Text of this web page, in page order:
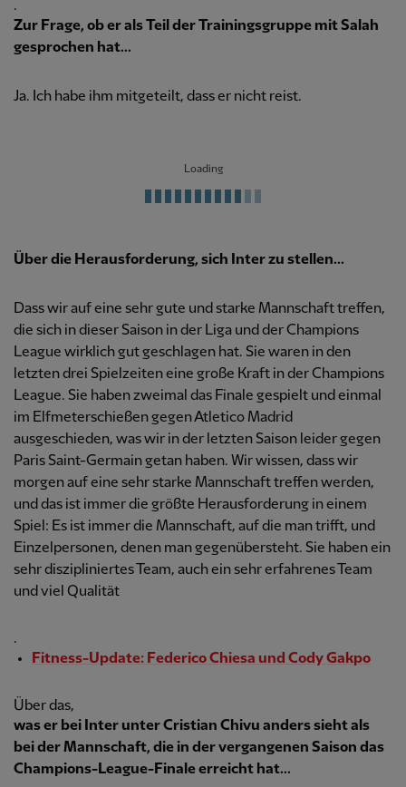
.
Zur Frage, ob er als Teil der Trainingsgruppe mit Salah
gesprochen hat...
Ja. Ich habe ihm mitgeteilt, dass er nicht reist.
Loading
Über die Herausforderung, sich Inter zu stellen...
Dass wir auf eine sehr gute und starke Mannschaft treffen,
die sich in dieser Saison in der Liga und der Champions
League wirklich gut geschlagen hat. Sie waren in den
letzten drei Spielzeiten eine große Kraft in der Champions
League. Sie haben zweimal das Finale gespielt und einmal
im Elfmeterschießen gegen Atletico Madrid
ausgeschieden, was wir in der letzten Saison leider gegen
Paris Saint-Germain getan haben. Wir wissen, dass wir
morgen auf eine sehr starke Mannschaft treffen werden,
und das ist immer die größte Herausforderung in einem
Spiel: Es ist immer die Mannschaft, auf die man trifft, und
Einzelpersonen, denen man gegenübersteht. Sie haben ein
sehr diszipliniertes Team, auch ein sehr erfahrenes Team
und viel Qualität
.
Fitness-Update: Federico Chiesa und Cody Gakpo
Über das,
was er bei Inter unter Cristian Chivu anders sieht als
bei der Mannschaft, die in der vergangenen Saison das
Champions-League-Finale erreicht hat...